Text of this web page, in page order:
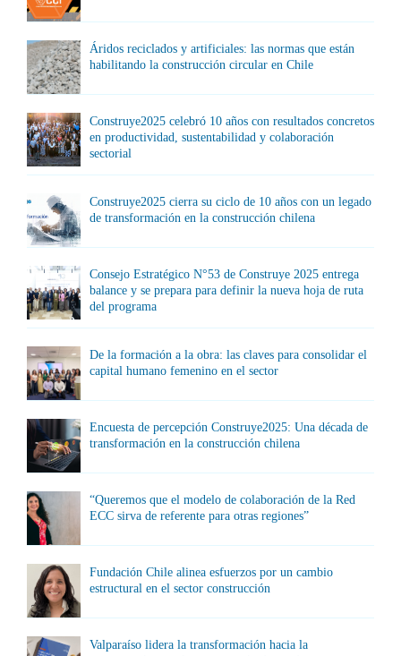
Áridos reciclados y artificiales: las normas que están
habilitando la construcción circular en Chile
Construye2025 celebró 10 años con resultados concretos
en productividad, sustentabilidad y colaboración
sectorial
Construye2025 cierra su ciclo de 10 años con un legado
de transformación en la construcción chilena
Consejo Estratégico N°53 de Construye 2025 entrega
balance y se prepara para definir la nueva hoja de ruta
del programa
De la formación a la obra: las claves para consolidar el
capital humano femenino en el sector
Encuesta de percepción Construye2025: Una década de
transformación en la construcción chilena
“Queremos que el modelo de colaboración de la Red
ECC sirva de referente para otras regiones”
Fundación Chile alinea esfuerzos por un cambio
estructural en el sector construcción
Valparaíso lidera la transformación hacia la